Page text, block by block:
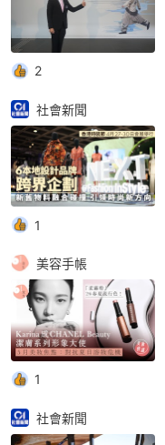
2
社會新聞
1
美容手帳
1
社會新聞